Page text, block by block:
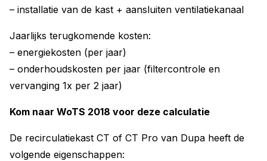
– installatie van de kast + aansluiten ventilatiekanaal
Jaarlijks terugkomende kosten:
– energiekosten (per jaar)
– onderhoudskosten per jaar (filtercontrole en
vervanging 1x per 2 jaar)
Kom naar WoTS 2018 voor deze calculatie
De recirculatiekast CT of CT Pro van Dupa heeft de
volgende eigenschappen: